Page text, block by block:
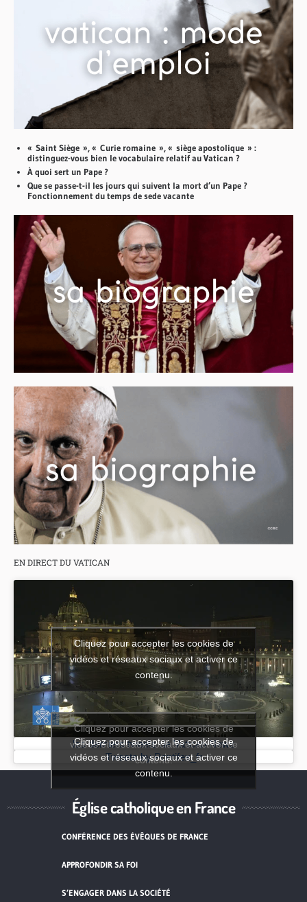
« Saint Siège », « Curie romaine », « siège apostolique » :
distinguez-vous bien le vocabulaire relatif au Vatican ?
À quoi sert un Pape ?
Que se passe-t-il les jours qui suivent la mort d’un Pape ?
Fonctionnement du temps de sede vacante
EN DIRECT DU VATICAN
Cliquez pour accepter les cookies de
vidéos et réseaux sociaux et activer ce
contenu.
les derniers tweets de Vatican News
Cliquez pour accepter les cookies de
vidéos et réseaux sociaux et activer ce
contenu.
Tweets by Pontifex_fr
Cliquez pour accepter les cookies de
vidéos et réseaux sociaux et activer ce
contenu.
Église catholique en France
CONFÉRENCE DES ÉVÊQUES DE FRANCE
APPROFONDIR SA FOI
S’ENGAGER DANS LA SOCIÉTÉ